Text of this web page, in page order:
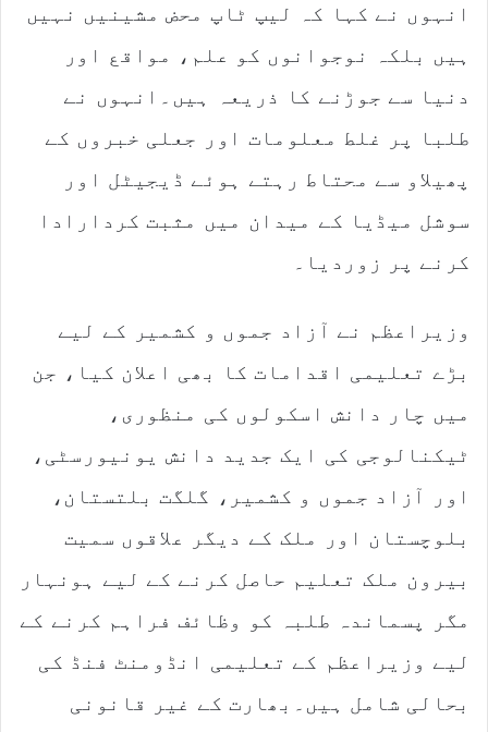
انہوں نے کہا کہ لیپ ٹاپ محض مشینیں نہیں
ہیں بلکہ نوجوانوں کو علم، مواقع اور
دنیا سے جوڑنے کا ذریعہ ہیں۔ انہوں نے
طلبا پر غلط معلومات اور جعلی خبروں کے
پھیلاو سے محتاط رہتے ہوئے ڈیجیٹل اور
سوشل میڈیا کے میدان میں مثبت کردارادا
کرنے پر زوردیا۔
وزیراعظم نے آزاد جموں و کشمیر کے لیے
بڑے تعلیمی اقدامات کا بھی اعلان کیا، جن
میں چار دانش اسکولوں کی منظوری،
ٹیکنالوجی کی ایک جدید دانش یونیورسٹی،
اور آزاد جموں و کشمیر، گلگت بلتستان،
بلوچستان اور ملک کے دیگر علاقوں سمیت
بیرون ملک تعلیم حاصل کرنے کے لیے ہونہار
مگر پسماندہ طلبہ کو وظائف فراہم کرنے کے
لیے وزیراعظم کے تعلیمی انڈومنٹ فنڈ کی
بحالی شامل ہیں۔ بھارت کے غیر قانونی